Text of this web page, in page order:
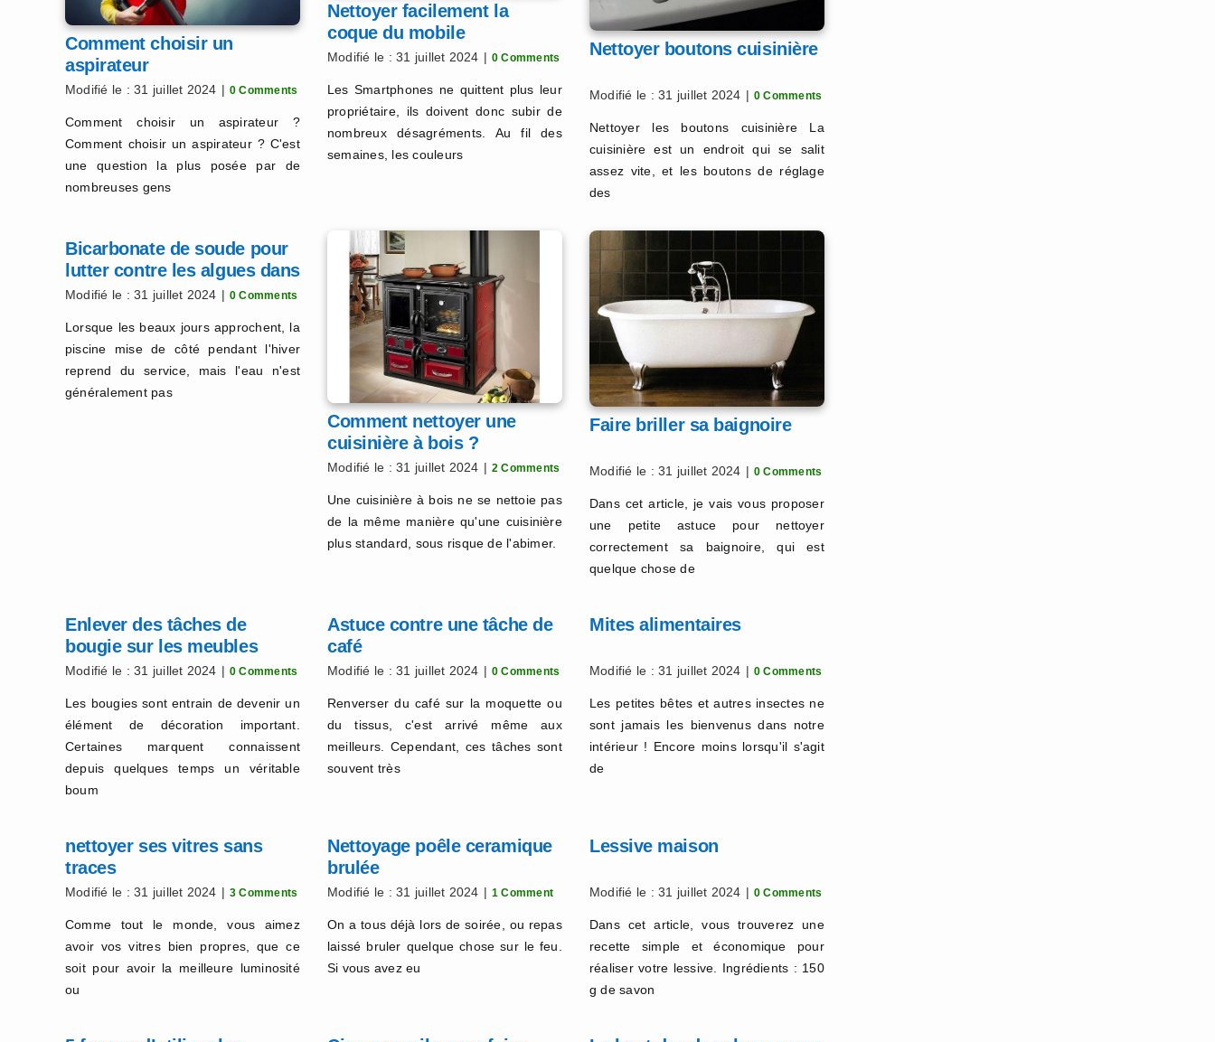
Comment choisir un
aspirateur
Modifié le : 31 juillet 2024 | 0 Comments
Comment choisir un aspirateur ?
Comment choisir un aspirateur ? C'est
une question la plus posée par de
nombreuses gens
Nettoyer facilement la
coque du mobile
Modifié le : 31 juillet 2024 | 0 Comments
Les Smartphones ne quittent plus leur
propriétaire, ils doivent donc subir de
nombreux désagréments. Au fil des
semaines, les couleurs
Nettoyer boutons cuisinière
Modifié le : 31 juillet 2024 | 0 Comments
Nettoyer les boutons cuisinière La
cuisinière est un endroit qui se salit
assez vite, et les boutons de réglage
des
Bicarbonate de soude pour
lutter contre les algues dans
la piscine
Modifié le : 31 juillet 2024 | 0 Comments
Lorsque les beaux jours approchent, la
piscine mise de côté pendant l'hiver
reprend du service, mais l'eau n'est
généralement pas
Comment nettoyer une
cuisinière à bois ?
Modifié le : 31 juillet 2024 | 2 Comments
Une cuisinière à bois ne se nettoie pas
de la même manière qu'une cuisinière
plus standard, sous risque de l'abimer.
Faire briller sa baignoire
Modifié le : 31 juillet 2024 | 0 Comments
Dans cet article, je vais vous proposer
une petite astuce pour nettoyer
correctement sa baignoire, qui est
quelque chose de
Enlever des tâches de
bougie sur les meubles
Modifié le : 31 juillet 2024 | 0 Comments
Les bougies sont entrain de devenir un
élément de décoration important.
Certaines marquent connaissent
depuis quelques temps un véritable
boum
Astuce contre une tâche de
café
Modifié le : 31 juillet 2024 | 0 Comments
Renverser du café sur la moquette ou
du tissus, c'est arrivé même aux
meilleurs. Cependant, ces tâches sont
souvent très
Mites alimentaires
Modifié le : 31 juillet 2024 | 0 Comments
Les petites bêtes et autres insectes ne
sont jamais les bienvenus dans notre
intérieur ! Encore moins lorsqu'il s'agit
de
nettoyer ses vitres sans
traces
Modifié le : 31 juillet 2024 | 3 Comments
Comme tout le monde, vous aimez
avoir vos vitres bien propres, que ce
soit pour avoir la meilleure luminosité
ou
Nettoyage poêle ceramique
brulée
Modifié le : 31 juillet 2024 | 1 Comment
On a tous déjà lors de soirée, ou repas
laissé bruler quelque chose sur le feu.
Si vous avez eu
Lessive maison
Modifié le : 31 juillet 2024 | 0 Comments
Dans cet article, vous trouverez une
recette simple et économique pour
réaliser votre lessive. Ingrédients : 150
g de savon